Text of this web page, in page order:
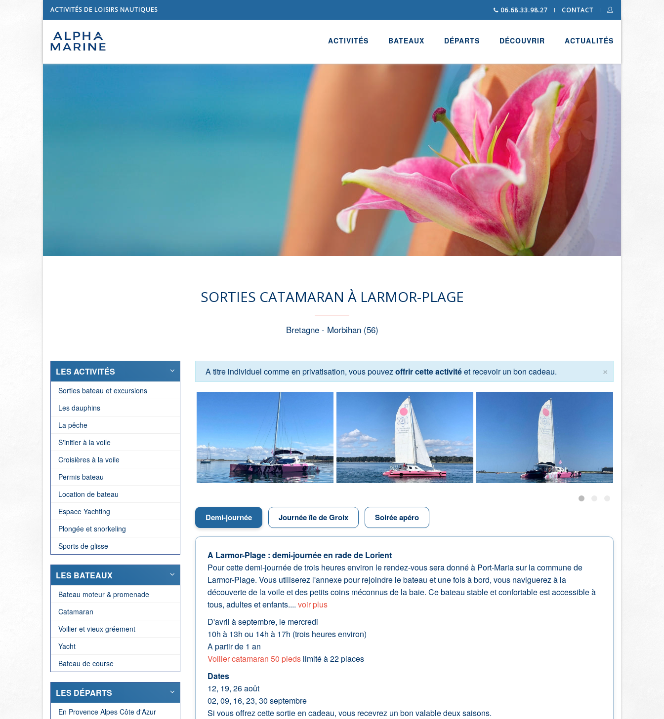
ACTIVITÉS DE LOISIRS NAUTIQUES 06.68.33.98.27 CONTACT
ACTIVITÉS BATEAUX DÉPARTS DÉCOUVRIR ACTUALITÉS
SORTIES CATAMARAN À LARMOR-PLAGE
Bretagne - Morbihan (56)
×
A titre individuel comme en privatisation, vous pouvezoffrir cette activitéet recevoir un bon cadeau.
Demi-journée Journée île de Groix Soirée apéro
A Larmor-Plage : demi-journée en rade de Lorient
Pour cette demi-journée de trois heures environ le rendez-vous sera donné à Port-Maria sur la commune de
Larmor-Plage. Vous utiliserez l'annexe pour rejoindre le bateau et une fois à bord, vous naviguerez à la
découverte de la voile et des petits coins méconnus de la baie. Ce bateau stable et confortable est accessible à
tous, adultes et enfants.... voir plus
D'avril à septembre, le mercredi
10h à 13h ou 14h à 17h (trois heures environ)
A partir de 1 an
Voilier catamaran 50 piedslimité à 22 places
Dates
12, 19, 26 août
02, 09, 16, 23, 30 septembre
Si vous offrez cette sortie en cadeau, vous recevrez un bon valable deux saisons.
LES ACTIVITÉS
Sorties bateau et excursions
Les dauphins
La pêche
S'initier à la voile
Croisières à la voile
Permis bateau
Location de bateau
Espace Yachting
Plongée et snorkeling
Sports de glisse
LES BATEAUX
Bateau moteur & promenade
Catamaran
Voilier et vieux gréement
Yacht
Bateau de course
LES DÉPARTS
En Provence Alpes Côte d'Azur